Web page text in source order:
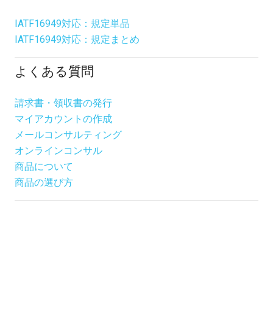
IATF16949対応：規定単品
IATF16949対応：規定まとめ
よくある質問
請求書・領収書の発行
マイアカウントの作成
メールコンサルティング
オンラインコンサル
商品について
商品の選び方